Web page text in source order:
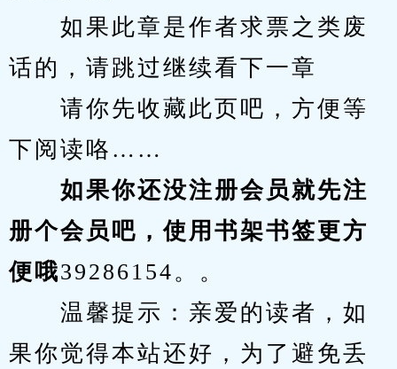
如果此章是作者求票之类废
话的，请跳过继续看下一章
请你先收藏此页吧，方便等
下阅读咯……
如果你还没注册会员就先注
册个会员吧，使用书架书签更方
便哦39286154。。
温馨提示：亲爱的读者，如
果你觉得本站还好，为了避免丢